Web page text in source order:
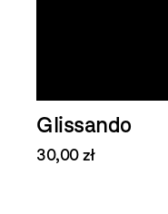
Glissando
30,00 zł